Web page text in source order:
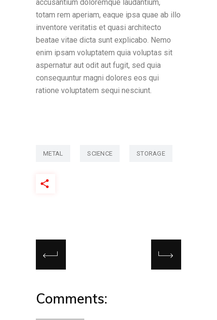
accusantium doloremque laudantium,
totam rem aperiam, eaque ipsa quae ab illo
inventore veritatis et quasi architecto
beatae vitae dicta sunt explicabo. Nemo
enim ipsam voluptatem quia voluptas sit
aspernatur aut odit aut fugit, sed quia
consequuntur magni dolores eos qui
ratione voluptatem sequi nesciunt.
METAL SCIENCE STORAGE
Comments: